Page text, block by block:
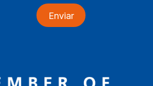
Enviar